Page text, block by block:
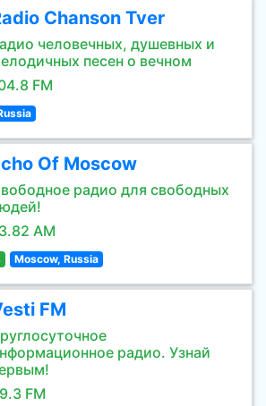
Chanson Tver
человечных, душевных и
песен о вечном
FM
Of Moscow
радио для свободных
AM
Moscow, Russia
FM
радио. Узнай
FM